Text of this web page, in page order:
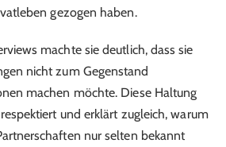
gezogen haben.
machte sie deutlich, dass sie
nicht zum Gegenstand
machen möchte. Diese Haltung
und erklärt zugleich, warum
nur selten bekannt